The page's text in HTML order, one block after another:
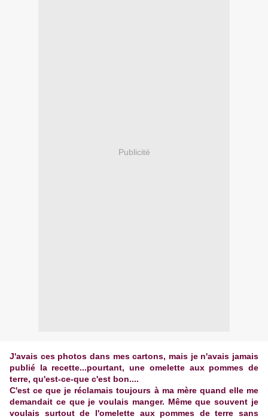
Publicité
J'avais ces photos dans mes cartons, mais je n'avais jamais
publié la recette...pourtant, une omelette aux pommes de
terre, qu'est-ce-que c'est bon....
C'est ce que je réclamais toujours à ma mère quand elle me
demandait ce que je voulais manger. Même que souvent je
voulais surtout de l'omelette aux pommes de terre sans